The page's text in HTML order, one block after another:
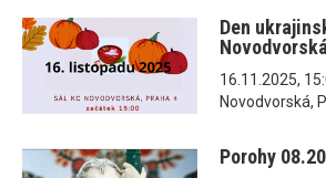
Den
Novodvorská
16.11.2025,
Novodvorská,
Porohy